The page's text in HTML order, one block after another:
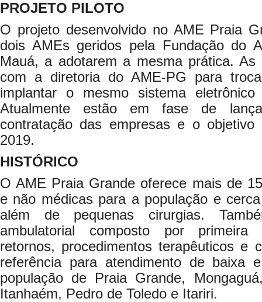
PROJETO PILOTO
O projeto desenvolvido no AME Praia
dois AMEs geridos pela Fundação do
Mauá, a adotarem a mesma prática.
com a diretoria do AME-PG para
implantar o mesmo sistema
Atualmente estão em fase de
contratação das empresas e o
2019.
HISTÓRICO
O AME Praia Grande oferece mais de
e não médicas para a população e
além de pequenas cirurgias.
ambulatorial composto por primeira
retornos, procedimentos terapêuticos e
referência para atendimento de baixa
população de Praia Grande,
Itanhaém, Pedro de Toledo e Itariri.